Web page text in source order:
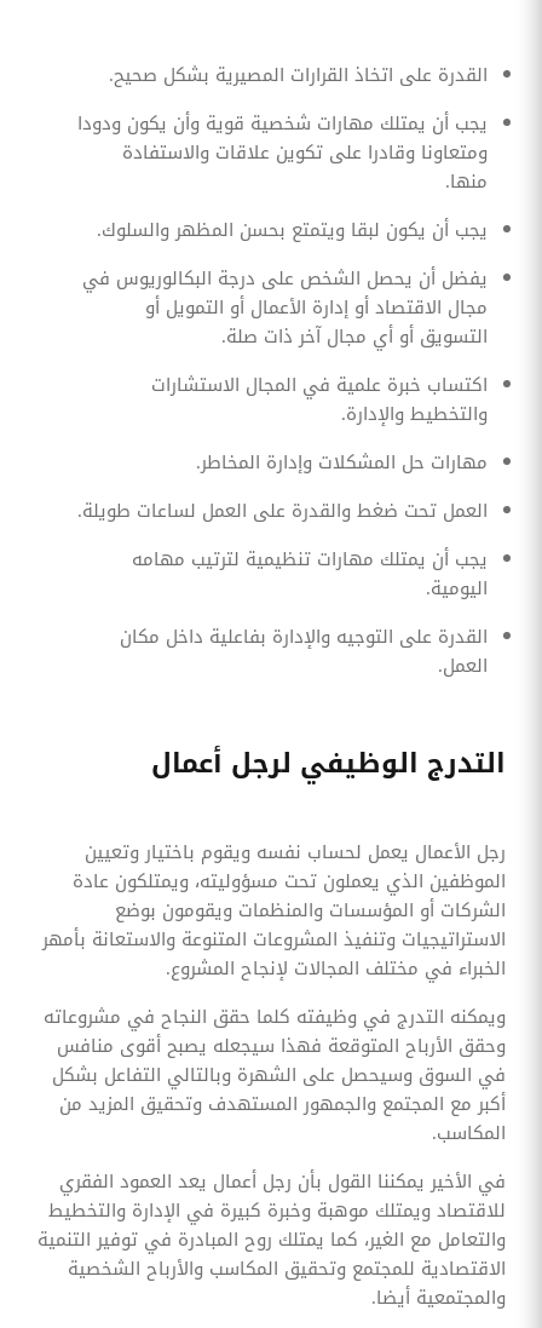
القدرة على اتخاذ القرارات المصيرية بشكل صحيح.
يجب أن يمتلك مهارات شخصية قوية وأن يكون ودودا
ومتعاونا وقادرا على تكوين علاقات والاستفادة
منها.
يجب أن يكون لبقا ويتمتع بحسن المظهر والسلوك.
يفضل أن يحصل الشخص على درجة البكالوريوس في
مجال الاقتصاد أو إدارة الأعمال أو التمويل أو
التسويق أو أي مجال آخر ذات صلة.
اكتساب خبرة علمية في المجال الاستشارات
والتخطيط والإدارة.
مهارات حل المشكلات وإدارة المخاطر.
العمل تحت ضغط والقدرة على العمل لساعات طويلة.
يجب أن يمتلك مهارات تنظيمية لترتيب مهامه
اليومية.
القدرة على التوجيه والإدارة بفاعلية داخل مكان
العمل.
التدرج الوظيفي لرجل أعمال
رجل الأعمال يعمل لحساب نفسه ويقوم باختيار وتعيين
الموظفين الذي يعملون تحت مسؤوليته، ويمتلكون عادة
الشركات أو المؤسسات والمنظمات ويقومون بوضع
الاستراتيجيات وتنفيذ المشروعات المتنوعة والاستعانة بأمهر
الخبراء في مختلف المجالات لإنجاح المشروع.
ويمكنه التدرج في وظيفته كلما حقق النجاح في مشروعاته
وحقق الأرباح المتوقعة فهذا سيجعله يصبح أقوى منافس
في السوق وسيحصل على الشهرة وبالتالي التفاعل بشكل
أكبر مع المجتمع والجمهور المستهدف وتحقيق المزيد من
المكاسب.
في الأخير يمكننا القول بأن رجل أعمال يعد العمود الفقري
للاقتصاد ويمتلك موهبة وخبرة كبيرة في الإدارة والتخطيط
والتعامل مع الغير، كما يمتلك روح المبادرة في توفير التنمية
الاقتصادية للمجتمع وتحقيق المكاسب والأرباح الشخصية
والمجتمعية أيضا.